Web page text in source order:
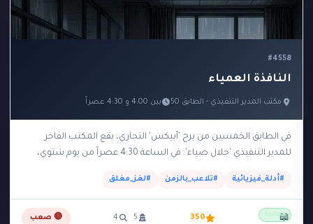
#4558
النافذة العمياء
مكتب المدير التنفيذي - الطابق 50 بين 4:00 و 4:30 عصراً
في الطابق الخمسين من برج 'أبيكس' التجاري، يقع المكتب الفاخر
للمدير التنفيذي 'جلال ضياء'. في الساعة 4:30 عصراً من يوم شتوي،
#أدلة_فيزيائية #تلاعب_بالزمن #لغز_مغلق
مجانية 350
5
4 🔴 صعب 📖